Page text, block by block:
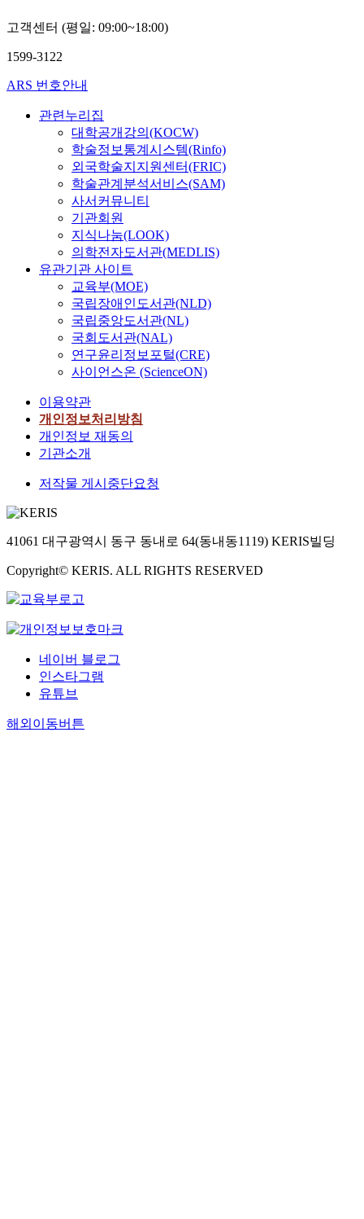
고객센터 (평일: 09:00~18:00)
1599-3122
ARS 번호안내
관련누리집
대학공개강의(KOCW)
학술정보통계시스템(Rinfo)
외국학술지지원센터(FRIC)
학술관계분석서비스(SAM)
사서커뮤니티
기관회원
지식나눔(LOOK)
의학전자도서관(MEDLIS)
유관기관 사이트
교육부(MOE)
국립장애인도서관(NLD)
국립중앙도서관(NL)
국회도서관(NAL)
연구윤리정보포털(CRE)
사이언스온 (ScienceON)
이용약관
개인정보처리방침
개인정보 재동의
기관소개
저작물 게시중단요청
41061 대구광역시 동구 동내로 64(동내동1119) KERIS빌딩
Copyright© KERIS. ALL RIGHTS RESERVED
네이버 블로그
인스타그램
유튜브
해외이동버튼